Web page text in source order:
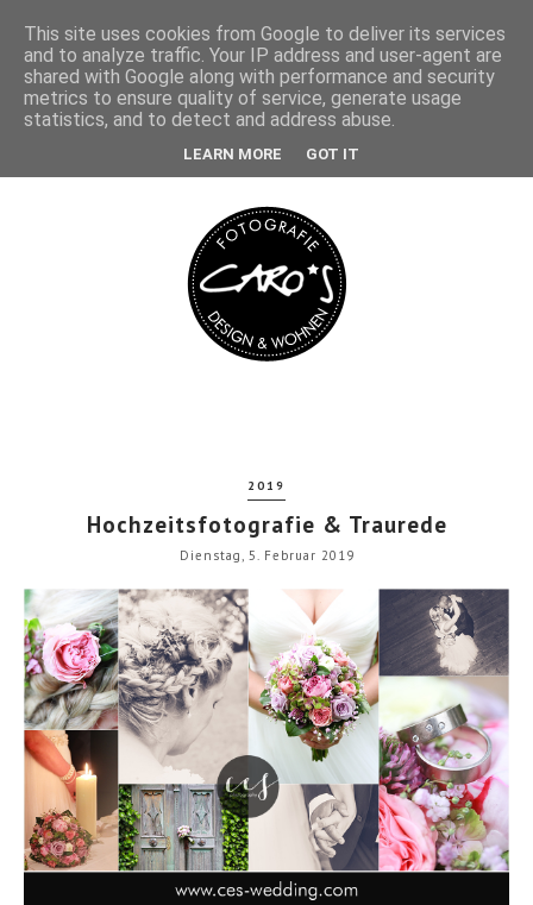
2019
Hochzeitsfotografie & Traurede
Dienstag, 5. Februar 2019
This site uses cookies from Google to deliver its services
and to analyze traffic. Your IP address and user-agent are
shared with Google along with performance and security
metrics to ensure quality of service, generate usage
statistics, and to detect and address abuse.
LEARN MORE GOT IT